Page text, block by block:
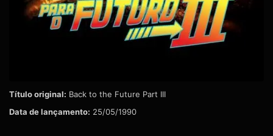
Título original: Back to the Future Part III
Data de lançamento: 25/05/1990